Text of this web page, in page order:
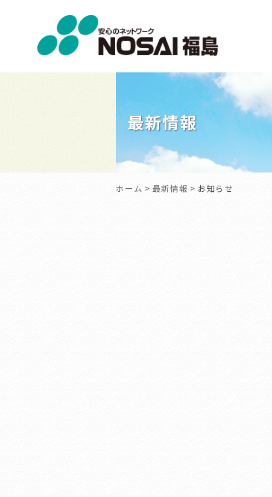
NOSAI
福
島
最新情報
ホーム > 最新情報 > お知らせ